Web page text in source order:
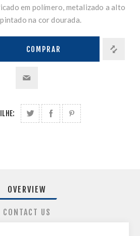
em polímero, metalizado a alto
na cor dourada.
COMPRAR
OVERVIEW
CONTACT US